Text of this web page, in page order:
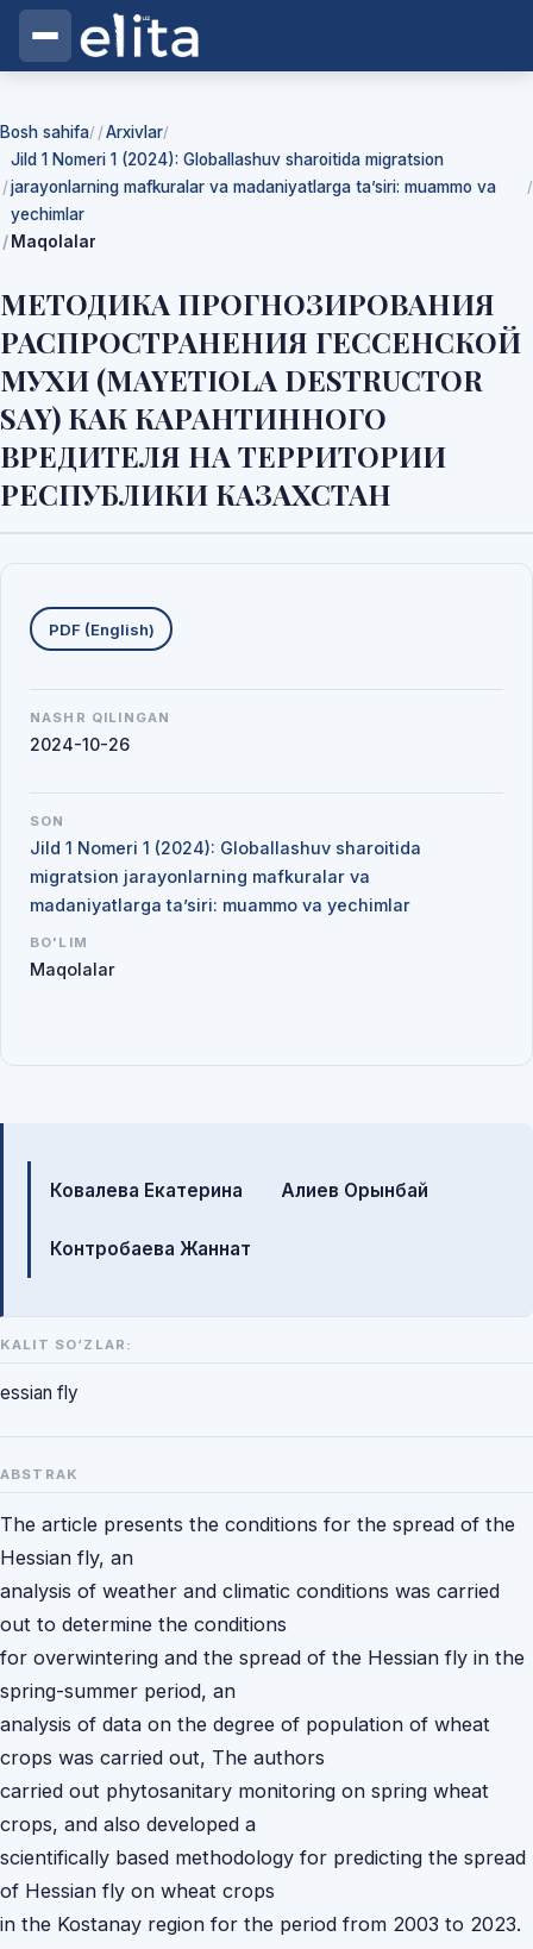
Bosh sahifa/ Arxivlar/
Jild 1 Nomeri 1 (2024): Globallashuv sharoitida migratsion
jarayonlarning mafkuralar va madaniyatlarga ta’siri: muammo va
yechimlar
/
Maqolalar
МЕТОДИКА ПРОГНОЗИРОВАНИЯ
РАСПРОСТРАНЕНИЯ ГЕССЕНСКОЙ
МУХИ (MAYETIOLA DESTRUCTOR
SAY) КАК КАРАНТИННОГО
ВРЕДИТЕЛЯ НА ТЕРРИТОРИИ
РЕСПУБЛИКИ КАЗАХСТАН
Mualliflar
Ковалева Екатерина Алиев Орынбай
Контробаева Жаннат
KALIT SO‘ZLAR:
essian fly
ABSTRAK
The article presents the conditions for the spread of the
Hessian fly, an
analysis of weather and climatic conditions was carried
out to determine the conditions
for overwintering and the spread of the Hessian fly in the
spring-summer period, an
analysis of data on the degree of population of wheat
crops was carried out, The authors
carried out phytosanitary monitoring on spring wheat
crops, and also developed a
scientifically based methodology for predicting the spread
of Hessian fly on wheat crops
in the Kostanay region for the period from 2003 to 2023.
Yuklab olishlar
PDF (English)
NASHR QILINGAN
2024-10-26
SON
Jild 1 Nomeri 1 (2024): Globallashuv sharoitida
migratsion jarayonlarning mafkuralar va
madaniyatlarga ta’siri: muammo va yechimlar
BO'LIM
Maqolalar